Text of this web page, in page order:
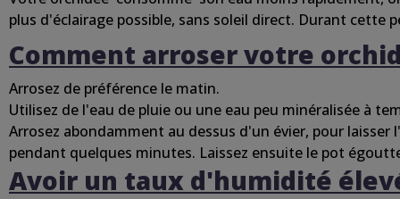
plus d'éclairage possible, sans soleil direct. Durant cette
Comment arroservotre
Arrosez de préférence le matin.
Utilisez de l'eau de pluie ou une eau peu minéralisée à
Arrosez abondamment au dessus d'un évier, pour laisser
pendant quelques minutes. Laissez ensuite le pot
Avoir un taux d'humidité